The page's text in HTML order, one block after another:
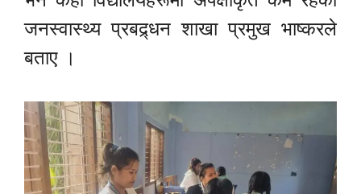
जनस्वास्थ्य प्रबद्र्धन शाखा प्रमुख भाष्करले
बताए ।